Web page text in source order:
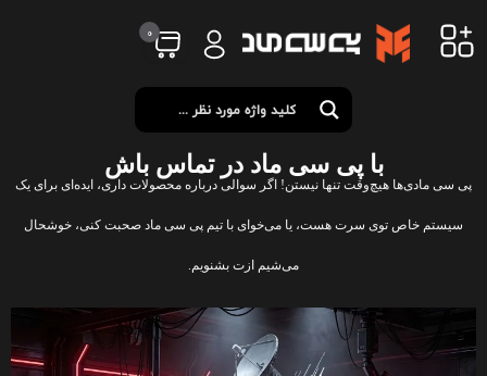
0
با پی سی ماد در تماس باش
پی سی مادی‌ها هیچ‌وقت تنها نیستن! اگر سوالی درباره محصولات داری، ایده‌ای برای یک
سیستم خاص توی سرت هست، یا می‌خوای با تیم پی سی ماد صحبت کنی، خوشحال
می‌شیم ازت بشنویم.